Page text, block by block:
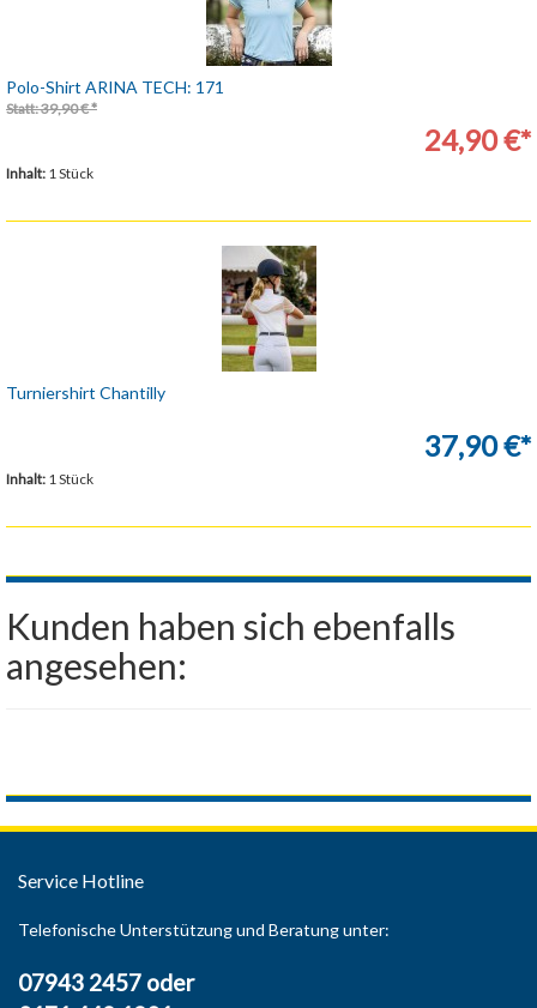
Polo-Shirt ARINA TECH: 171
Statt: 39,90 € *
24,90 €*
Inhalt: 1 Stück
Turniershirt Chantilly
37,90 €*
Inhalt: 1 Stück
Kunden haben sich ebenfalls
angesehen:
Service Hotline
Telefonische Unterstützung und Beratung unter:
07943 2457 oder